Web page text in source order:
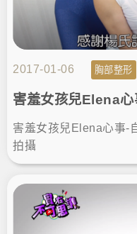
2017-01-06 胸部整形
害羞女孩兒Elena
害羞女孩兒Elena心事-
拍攝